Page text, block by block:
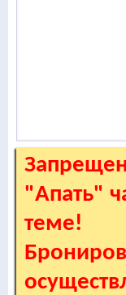
"Апать"
теме!